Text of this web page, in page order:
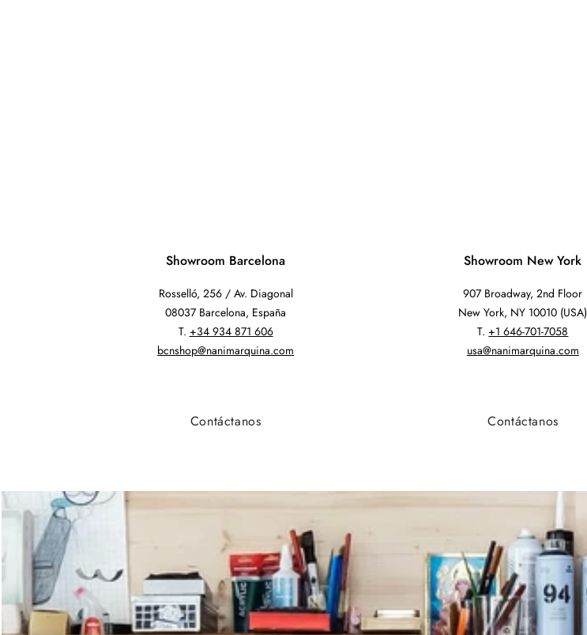
Showroom Barcelona
Rosselló, 256 / Av. Diagonal
08037 Barcelona, España
T. +34 934 871 606
bcnshop@nanimarquina.com
Contáctanos
Showroom New York
907 Broadway, 2nd Floor
New York, NY 10010 (USA)
T. +1 646-701-7058
usa@nanimarquina.com
Contáctanos